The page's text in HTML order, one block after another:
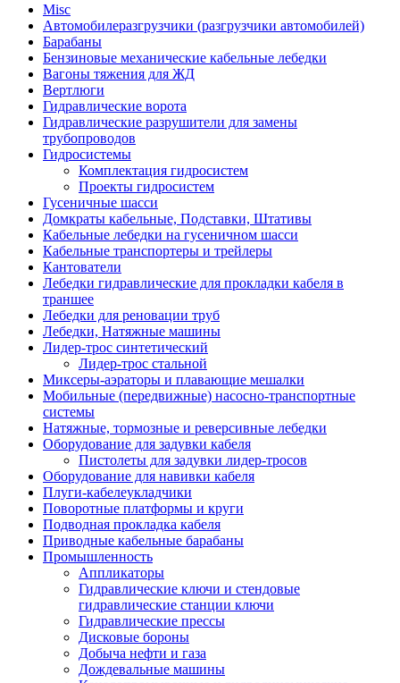
Misc
Автомобилеразгрузчики (разгрузчики автомобилей)
Барабаны
Бензиновые механические кабельные лебедки
Вагоны тяжения для ЖД
Вертлюги
Гидравлические ворота
Гидравлические разрушители для замены
трубопроводов
Гидросистемы
Комплектация гидросистем
Проекты гидросистем
Гусеничные шасси
Домкраты кабельные, Подставки, Штативы
Кабельные лебедки на гусеничном шасси
Кабельные транспортеры и трейлеры
Кантователи
Лебедки гидравлические для прокладки кабеля в
траншее
Лебедки для реновации труб
Лебедки, Натяжные машины
Лидер-трос синтетический
Лидер-трос стальной
Миксеры-аэраторы и плавающие мешалки
Мобильные (передвижные) насосно-транспортные
системы
Натяжные, тормозные и реверсивные лебедки
Оборудование для задувки кабеля
Пистолеты для задувки лидер-тросов
Оборудование для навивки кабеля
Плуги-кабелеукладчики
Поворотные платформы и круги
Подводная прокладка кабеля
Приводные кабельные барабаны
Промышленность
Аппликаторы
Гидравлические ключи и стендовые
гидравлические станции ключи
Гидравлические прессы
Дисковые бороны
Добыча нефти и газа
Дождевальные машины